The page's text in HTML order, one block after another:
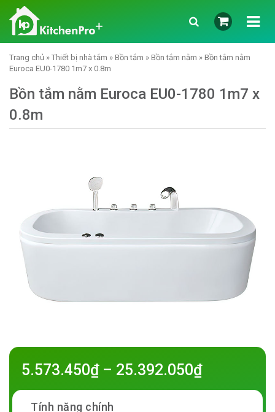
Trang chủ » Thiết bị nhà tắm » Bồn tắm » Bồn tắm nằm » Bồn tắm nằm
Euroca EU0-1780 1m7 x 0.8m
Bồn tắm nằm Euroca EU0-1780 1m7 x
0.8m
5.573.450₫– 25.392.050₫